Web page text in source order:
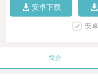
安卓下载
安
简介